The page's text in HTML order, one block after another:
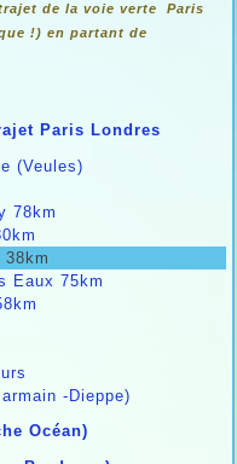
de la voie verte Paris
!) en partant de
Paris Londres
(Veules)
78km
Eaux 75km
-Dieppe)
Océan)